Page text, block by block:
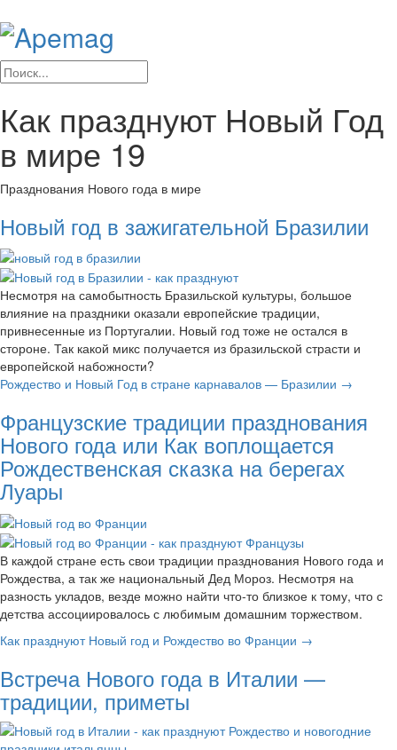
Как празднуют Новый Год
в мире 19
Празднования Нового года в мире
Новый год в зажигательной Бразилии
Несмотря на самобытность Бразильской культуры, большое
влияние на праздники оказали европейские традиции,
привнесенные из Португалии. Новый год тоже не остался в
стороне. Так какой микс получается из бразильской страсти и
европейской набожности?
Рождество и Новый Год в стране карнавалов — Бразилии →
Французские традиции празднования
Нового года или Как воплощается
Рождественская сказка на берегах
Луары
В каждой стране есть свои традиции празднования Нового года и
Рождества, а так же национальный Дед Мороз. Несмотря на
разность укладов, везде можно найти что-то близкое к тому, что с
детства ассоциировалось с любимым домашним торжеством.
Как празднуют Новый год и Рождество во Франции →
Встреча Нового года в Италии —
традиции, приметы